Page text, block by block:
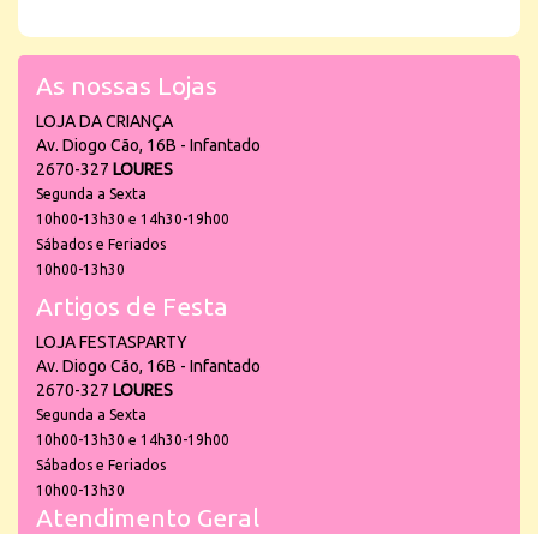
As nossas Lojas
LOJA DA CRIANÇA
Av. Diogo Cão, 16B - Infantado
2670-327 LOURES
Segunda a Sexta
10h00-13h30 e 14h30-19h00
Sábados e Feriados
10h00-13h30
Artigos de Festa
LOJA FESTASPARTY
Av. Diogo Cão, 16B - Infantado
2670-327 LOURES
Segunda a Sexta
10h00-13h30 e 14h30-19h00
Sábados e Feriados
10h00-13h30
Atendimento Geral